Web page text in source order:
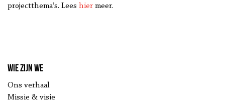
projectthema’s. Lees hiermeer.
Wie zijn we
Ons verhaal
Missie & visie